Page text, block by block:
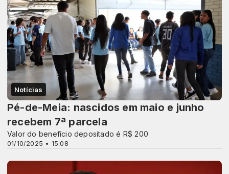
Notícias
01/10/2025 • 15:08
Pé-de-Meia: nascidos em maio e junho
recebem 7ª parcela
Valor do benefício depositado é R$ 200